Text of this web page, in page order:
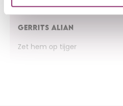
GERRITS ALIAN
Zet hem op tijger